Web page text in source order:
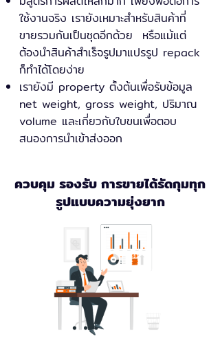
ใช้งานจริง เรายังเหมาะสำหรับสินค้าที่
ขายรวมกันเป็นชุดอีกด้วย หรือแม้แต่
ต้องนำสินค้าสำเร็จรูปมาแปรรูป repack
ก็ทำได้โดยง่าย
เรายังมี property ตั้งต้นเพื่อรับข้อมูล
net weight, gross weight, ปริมาณ
volume และเกี่ยวกับใบขนเพื่อตอบ
สนองการนำเข้าส่งออก
ควบคุม รองรับ การขายได้รัดกุมทุก
รูปแบบความยุ่งยาก